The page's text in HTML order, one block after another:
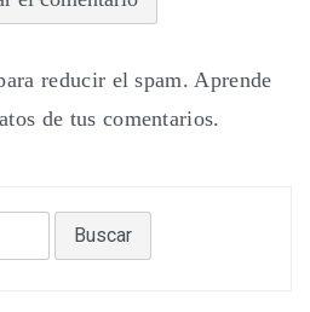
reducir el spam.Aprende
de tus comentarios.